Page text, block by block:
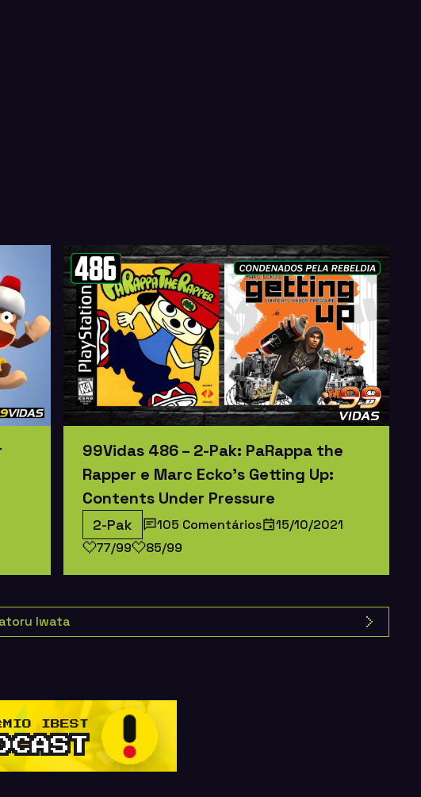
99Vidas 486 – 2-Pak: PaRappa the
Rapper e Marc Ecko’s Getting Up:
Contents Under Pressure
2-Pak 105 Comentários
15/10/2021
77/99
85/99
Iwata